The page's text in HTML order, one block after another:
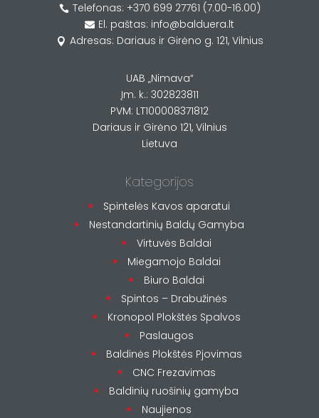
 Telefonas: +370 699 27761 (7.00-16.00)
 El. paštas: info@balduera.lt
 Adresas: Dariaus ir Girėno g. 121, Vilnius
UAB „Nimava“
Įm. k.: 302823811
PVM: LT100008371812
Dariaus ir Girėno 121, Vilnius
Lietuva
Kategorijos
Spintelės Kavos aparatui
Nestandartinių Baldų Gamyba
Virtuvės Baldai
Miegamojo Baldai
Biuro Baldai
Spintos – Drabužinės
Kronopol Plokštės Spalvos
Paslaugos
Baldinės Plokštės Pjovimas
CNC Frezavimas
Baldinių ruošinių gamyba
Naujienos